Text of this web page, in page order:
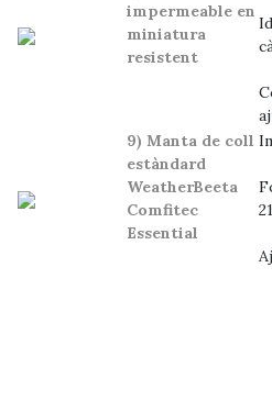
impermeable en
miniatura
resistent
9) Manta de coll
estàndard
WeatherBeeta
Comfitec
Essential